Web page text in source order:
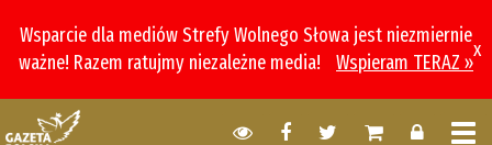
Wsparcie dla mediów Strefy Wolnego Słowa jest niezmiernie
ważne! Razem ratujmy niezależne media!
Wspieram TERAZ »
x